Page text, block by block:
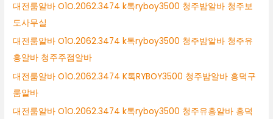
대전룸알바 O1O.2062.3474 k톡ryboy3500 청주밤알바 청주보
도사무실
대전룸알바 O1O.2062.3474 k톡ryboy3500 청주밤알바 청주유
흥알바 청주주점알바
대전룸알바 O1O.2062.3474 K톡RYBOY3500 청주밤알바 흥덕구
룸알바
대전룸알바 O1O.2062.3474 k톡ryboy3500 청주유흥알바 흥덕